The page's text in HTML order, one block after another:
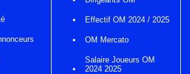
Effectif OM 2024 / 2025
OM Mercato
Salaire Joueurs OM
2024 2025